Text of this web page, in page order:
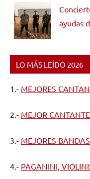
ayudas
LO MÁS LEÍDO 2026
1.- MEJORES
2.- MEJOR
3.- MEJORES
4.- PAGANINI,